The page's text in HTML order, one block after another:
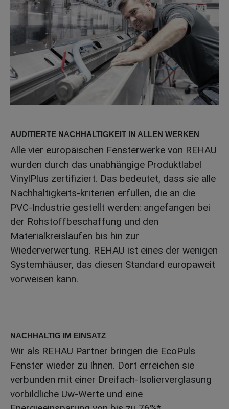
AUDITIERTE NACHHALTIGKEIT IN ALLEN WERKEN
Alle vier europäischen Fensterwerke von REHAU
wurden durch das unabhängige Produktlabel
VinylPlus zertifiziert. Das bedeutet, dass sie alle
Nachhaltigkeits-kriterien erfüllen, die an die
PVC-Industrie gestellt werden: angefangen bei
der Rohstoffbeschaffung und den
Materialkreisläufen bis hin zur
Wiederverwertung. REHAU ist eines der wenigen
Systemhäuser, das diesen Standard europaweit
vorweisen kann.
NACHHALTIG IM EINSATZ
Wir als REHAU Partner bringen die EcoPuls
Fenster wieder zu Ihnen. Dort erreichen sie
verbunden mit einer Dreifach-Isolierverglasung
vorbildliche Uw-Werte und eine